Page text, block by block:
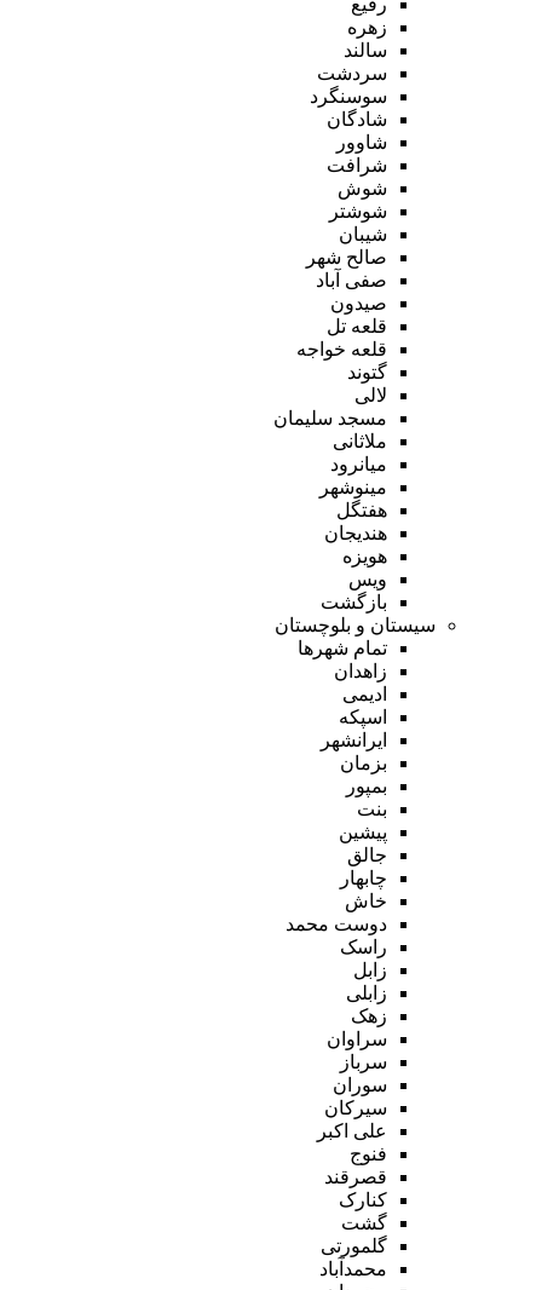
زهره
سالند
سردشت
سوسنگرد
شادگان
شاوور
شرافت
شوش
شوشتر
شیبان
صالح شهر
صفی آباد
صیدون
قلعه تل
قلعه خواجه
گتوند
لالی
مسجد سلیمان
ملاثانی
میانرود
مینوشهر
هفتگل
هندیجان
هویزه
ویس
بازگشت
سیستان و بلوچستان
تمام شهر‌ها
زاهدان
ادیمی
اسپکه
ایرانشهر
بزمان
بمپور
بنت
پیشین
جالق
چابهار
خاش
دوست محمد
راسک
زابل
زابلی
زهک
سراوان
سرباز
سوران
سیرکان
علی اکبر
فنوج
قصرقند
کنارک
گشت
گلمورتی
محمدآباد